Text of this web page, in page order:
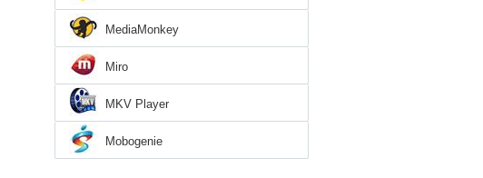
MediaMonkey
Miro
MKV Player
Mobogenie